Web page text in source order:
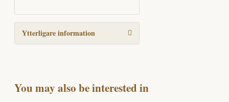
Ytterligare information
You may also be interested in